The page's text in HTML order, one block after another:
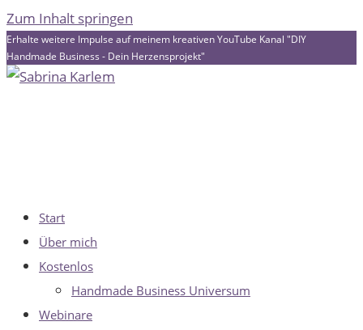
Zum Inhalt springen
Erhalte weitere Impulse auf meinem kreativen YouTube Kanal "DIY
Handmade Business - Dein Herzensprojekt"
Start
Über mich
Kostenlos
Handmade Business Universum
Webinare